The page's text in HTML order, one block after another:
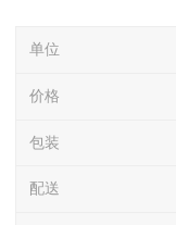
单位
价格
包装
配送